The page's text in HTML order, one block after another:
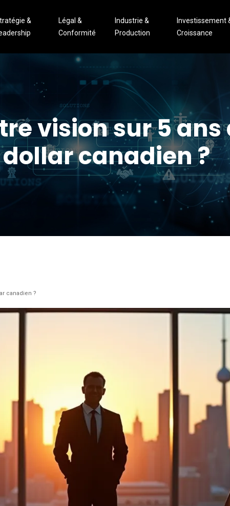
&
Légal &
Conformité
Industrie &
Production
Investissement
Croissance
vision sur 5
canadien ?
canadien ?